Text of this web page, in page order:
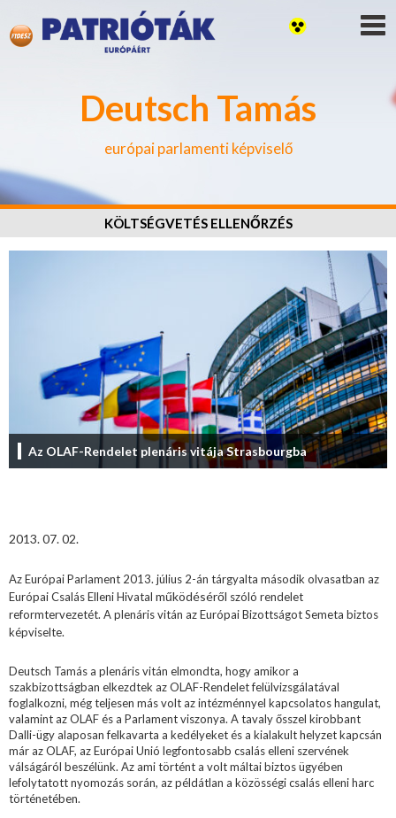
Deutsch Tamás
európai parlamenti képviselő
KÖLTSÉGVETÉS ELLENŐRZÉS
Az OLAF-Rendelet plenáris vitája Strasbourgba
2013. 07. 02.
Az Európai Parlament 2013. július 2-án tárgyalta második olvasatban az
Európai Csalás Elleni Hivatal működéséről szóló rendelet
reformtervezetét. A plenáris vitán az Európai Bizottságot Semeta biztos
képviselte.
Deutsch Tamás a plenáris vitán elmondta, hogy amikor a
szakbizottságban elkezdtek az OLAF-Rendelet felülvizsgálatával
foglalkozni, még teljesen más volt az intézménnyel kapcsolatos hangulat,
valamint az OLAF és a Parlament viszonya. A tavaly ősszel kirobbant
Dalli-ügy alaposan felkavarta a kedélyeket és a kialakult helyzet kapcsán
már az OLAF, az Európai Unió legfontosabb csalás elleni szervének
válságáról beszélünk. Az ami történt a volt máltai biztos ügyében
lefolytatott nyomozás során, az példátlan a közösségi csalás elleni harc
történetében.